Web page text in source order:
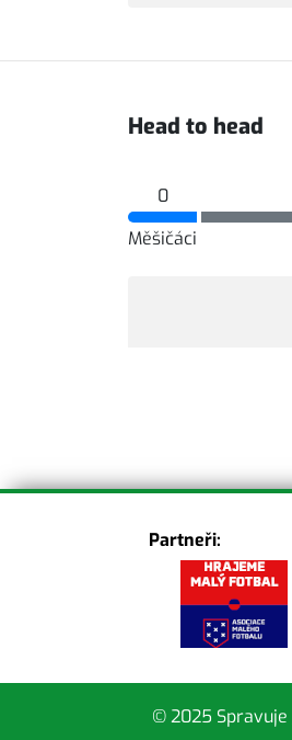
Head to head
0
Měšičáci
Partneři:
© 2025 Spravuje